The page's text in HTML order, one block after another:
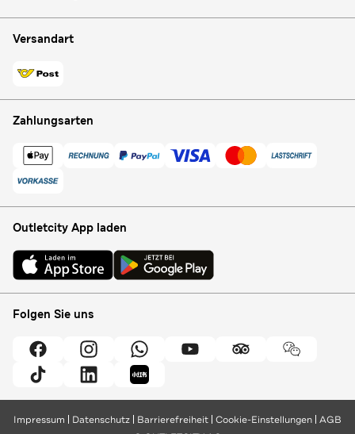
Versandart
Zahlungsarten
Outletcity App laden
Folgen Sie uns
Impressum Datenschutz Barrierefreiheit Cookie-Einstellungen AGB